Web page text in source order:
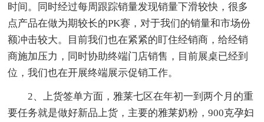
时间。同时经过每周跟踪销量发现销量下滑较快，很多
点产品在做为期较长的PK赛，对于我们的销量和市场份
额冲击较大。目前我们也在紧紧的盯住经销商，给经销
商施加压力，同时协助终端门店销售，目前展桌已经到
位，我们也在开展终端展示促销工作。
2、上货签单方面，雅莱七区在年初一到两个月的重
要任务就是做好新品上货，主要的雅莱奶粉，900克孕妇